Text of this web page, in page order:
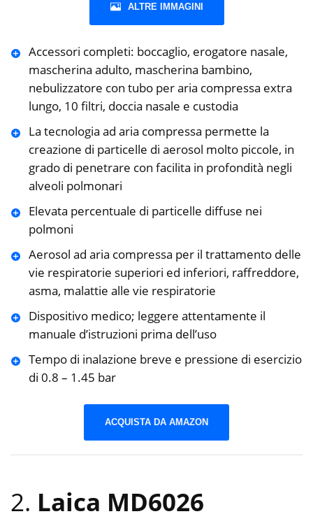
ALTRE IMMAGINI
Accessori completi: boccaglio, erogatore nasale,
mascherina adulto, mascherina bambino,
nebulizzatore con tubo per aria compressa extra
lungo, 10 filtri, doccia nasale e custodia
La tecnologia ad aria compressa permette la
creazione di particelle di aerosol molto piccole, in
grado di penetrare con facilita in profondità negli
alveoli polmonari
Elevata percentuale di particelle diffuse nei
polmoni
Aerosol ad aria compressa per il trattamento delle
vie respiratorie superiori ed inferiori, raffreddore,
asma, malattie alle vie respiratorie
Dispositivo medico; leggere attentamente il
manuale d’istruzioni prima dell’uso
Tempo di inalazione breve e pressione di esercizio
di 0.8 – 1.45 bar
ACQUISTA DA AMAZON
2. Laica MD6026